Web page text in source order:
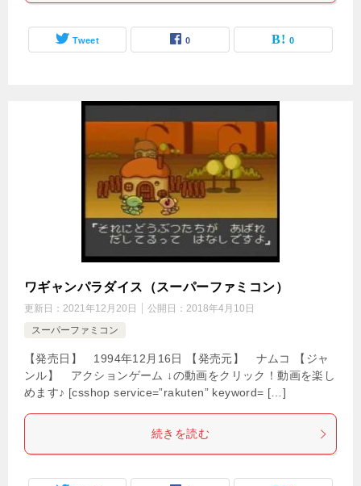
Tweet 0 0
ワギャンパラダイス（スーパーファミコン）
更新日： 2021年12月20日 公開日： 2018年4月10日
スーパーファミコン
【発売日】 1994年12月16日 【発売元】 ナムコ 【ジャ
ンル】 アクションゲーム ↓の動画をクリック！動画を楽し
めます♪ [csshop service=”rakuten” keyword= […]
続きを読む